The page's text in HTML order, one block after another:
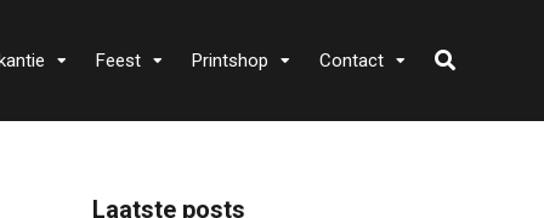
Feest Printshop Contact
Laatste posts